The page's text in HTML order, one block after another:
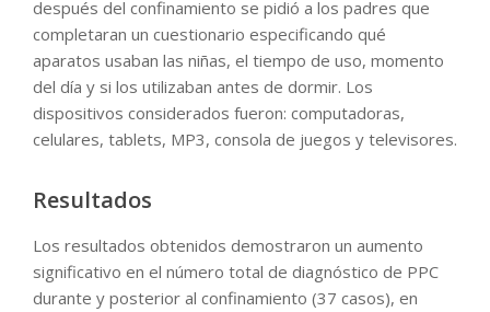
después del confinamiento se pidió a los padres que
completaran un cuestionario especificando qué
aparatos usaban las niñas, el tiempo de uso, momento
del día y si los utilizaban antes de dormir. Los
dispositivos considerados fueron: computadoras,
celulares, tablets, MP3, consola de juegos y televisores.
Resultados
Los resultados obtenidos demostraron un aumento
significativo en el número total de diagnóstico de PPC
durante y posterior al confinamiento (37 casos), en